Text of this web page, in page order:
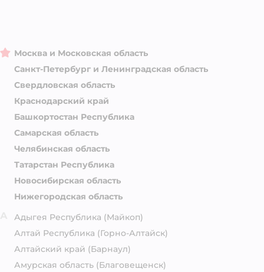
Москва и Московская область
Санкт-Петербург и Ленинградская область
Свердловская область
Краснодарский край
Башкортостан Республика
Самарская область
Челябинская область
Татарстан Республика
Новосибирская область
Нижегородская область
Адыгея Республика (Майкоп)
Алтай Республика (Горно-Алтайск)
Алтайский край (Барнаул)
Амурская область (Благовещенск)